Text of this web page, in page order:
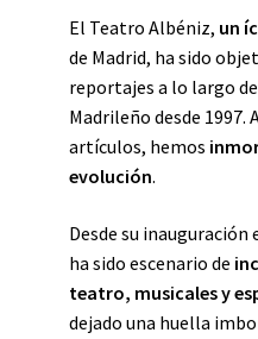
El Teatro Albéniz, un
de Madrid, ha sido
reportajes a lo largo
Madrileño desde 1997.
artículos, hemos
evolución.
Desde su
ha sido escenario de
teatro, musicales y
dejado una huella